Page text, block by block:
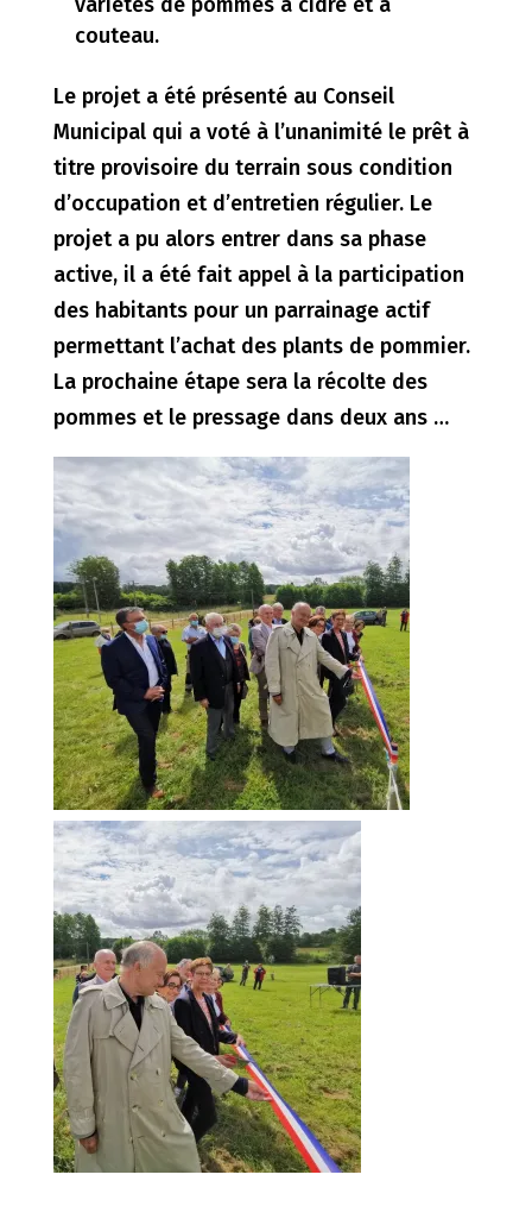
couteau.
Le projet a été présenté au Conseil
Municipal qui a voté à l’unanimité le prêt à
titre provisoire du terrain sous condition
d’occupation et d’entretien régulier. Le
projet a pu alors entrer dans sa phase
active, il a été fait appel à la participation
des habitants pour un parrainage actif
permettant l’achat des plants de pommier.
La prochaine étape sera la récolte des
pommes et le pressage dans deux ans …